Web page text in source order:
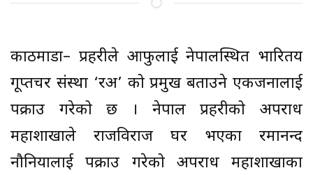
काठमाडौं– प्रहरीले आफुलाई नेपालस्थित भारितय
गूप्तचर संस्था ‘रअ’ को प्रमुख बताउने एकजनालाई
पक्राउ गरेको छ । नेपाल प्रहरीको अपराध
महाशाखाले राजविराज घर भएका रमानन्द
नौनियालाई पक्राउ गरेको अपराध महाशाखाका